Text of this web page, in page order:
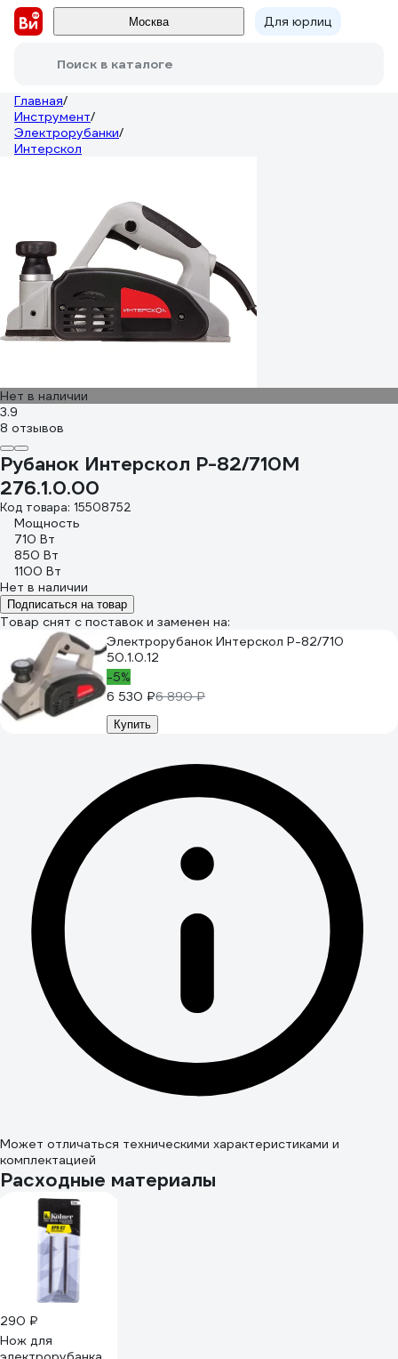
Москва Для юрлиц
Поиск в каталоге
Главная/
Инструмент/
Электрорубанки/
Интерскол
Нет в наличии
3.9
8 отзывов
Рубанок Интерскол Р-82/710М
276.1.0.00
Код товара: 15508752
Мощность
710 Вт
850 Вт
1100 Вт
Нет в наличии
Подписаться на товар
Товар снят с поставок и заменен на:
Электрорубанок Интерскол Р-82/710
50.1.0.12
-5%
6 530 ₽6 890 ₽
Купить
Может отличаться техническими характеристиками и
комплектацией
Расходные материалы
290 ₽
Нож для